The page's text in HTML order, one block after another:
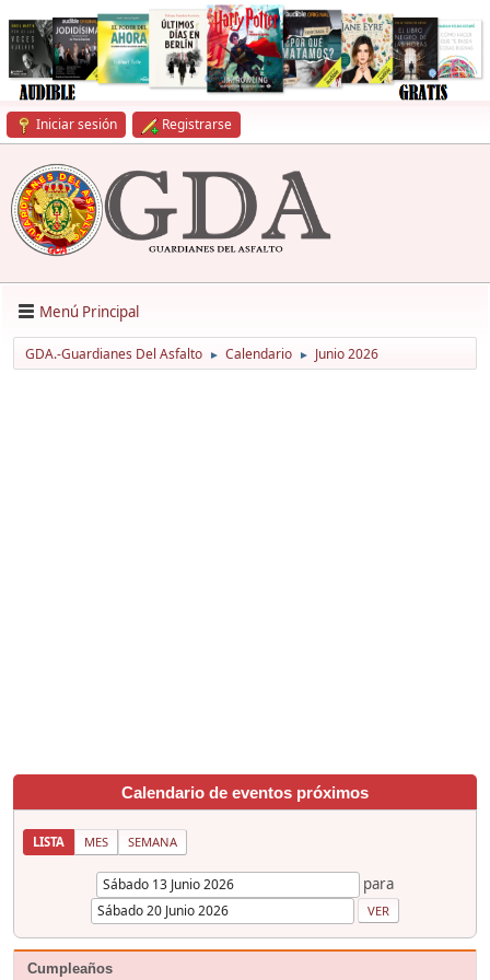
Iniciar sesión Registrarse
Menú Principal
GDA.-Guardianes Del Asfalto ► Calendario ► Junio 2026
Calendario de eventos próximos
LISTA MES SEMANA
para
Cumpleaños